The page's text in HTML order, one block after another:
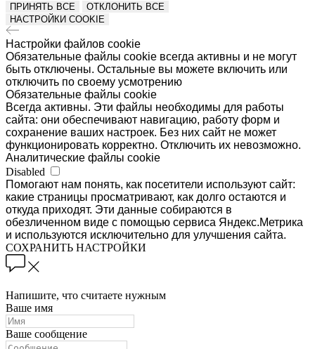
ПРИНЯТЬ ВСЕ
ОТКЛОНИТЬ ВСЕ
НАСТРОЙКИ COOKIE
Настройки файлов cookie
Обязательные файлы cookie всегда активны и не могут
быть отключены. Остальные вы можете включить или
отключить по своему усмотрению
Обязательные файлы cookie
Всегда активны. Эти файлы необходимы для работы
сайта: они обеспечивают навигацию, работу форм и
сохранение ваших настроек. Без них сайт не может
функционировать корректно. Отключить их невозможно.
Аналитические файлы cookie
Disabled
Помогают нам понять, как посетители используют сайт:
какие страницы просматривают, как долго остаются и
откуда приходят. Эти данные собираются в
обезличенном виде с помощью сервиса Яндекс.Метрика
и используются исключительно для улучшения сайта.
СОХРАНИТЬ НАСТРОЙКИ
Напишите, что считаете нужным
Ваше имя
Ваше сообщение